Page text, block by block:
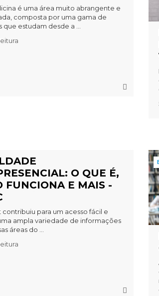
é uma área muito abrangente e
composta por uma gama de
que estudam desde a ...
O QUE É,
FUNCIONA E MAIS -
contribuiu para um acesso fácil e
ampla variedade de informações
áreas do ...